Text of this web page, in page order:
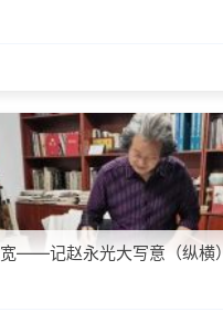
——记赵永光大写意（纵横）